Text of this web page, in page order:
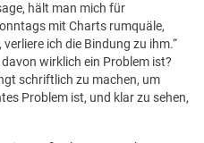
hält man mich für
mit Charts rumquäle,
ich die Bindung zu ihm.“
wirklich ein Problem ist?
schriftlich zu machen, um
Problem ist, und klar zu sehen,